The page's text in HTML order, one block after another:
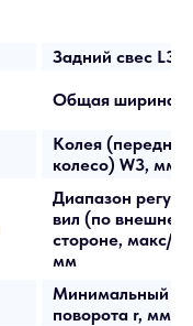
Задний свес L3,
Общая ширина
Колея
колесо) W3, мм
Диапазон
вил (по внешней
стороне, макс/
мм
Минимальный
поворота r, мм